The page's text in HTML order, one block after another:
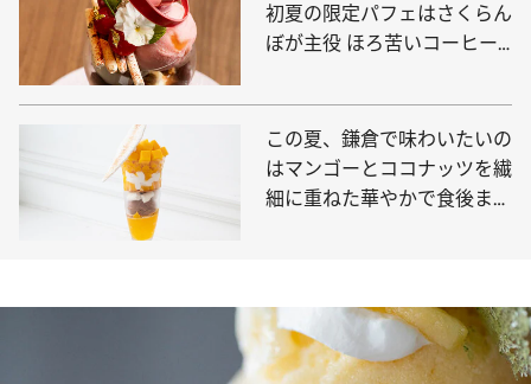
初夏の限定パフェはさくらん
ぼが主役 ほろ苦いコーヒー
この夏、鎌倉で味わいたいの
はマンゴーとココナッツを繊
細に重ねた華やかで食後まで